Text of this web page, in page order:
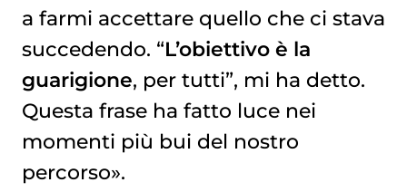
a farmi accettare quello che ci stava
succedendo. “L’obiettivo è la
guarigione, per tutti”, mi ha detto.
Questa frase ha fatto luce nei
momenti più bui del nostro
percorso».